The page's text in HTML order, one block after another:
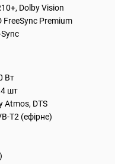
Dolby Vision
FreeSync Premium
Вт
4 шт
Atmos, DTS
T2 (ефірне)